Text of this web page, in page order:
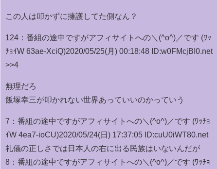
この人は叩かずに擁護してた側なん？
124： 番組の途中ですがアフィサイトへの＼(^o^)／です (ﾜｯ
ﾁｮｲW 63ae-XciQ)2020/05/25(月) 00:18:48 ID:w0FMcjBI0.net
>>4
無理だろ
飯塚幸三が叩かれない世界あっていいのかっていう
7： 番組の途中ですがアフィサイトへの＼(^o^)／です (ﾜｯﾁｮ
ｲW 4ea7-ioCU)2020/05/24(日) 17:37:05 ID:cuU0iWT80.net
礼儀の正しさでは日本人の右に出る民族はいないんだが
8： 番組の途中ですがアフィサイトへの＼(^o^)／です (ﾜｯﾁｮ